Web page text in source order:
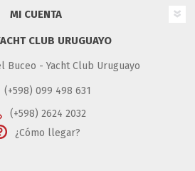
MI CUENTA
CLUB URUGUAYO
Buceo - Yacht Club Uruguayo
(+598) 099 498 631
(+598) 2624 2032
¿Cómo llegar?